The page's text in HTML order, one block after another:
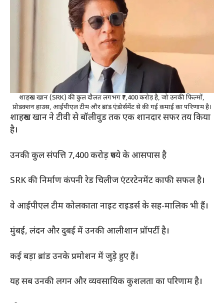
शाहरुख खान (SRK) की कुल दौलत लगभग ₹7,400 करोड़ है, जो उनकी फिल्मों,
प्रोडक्शन हाउस, आईपीएल टीम और ब्रांड एंडोर्समेंट से की गई कमाई का परिणाम है।
शाहरुख खान ने टीवी से बॉलीवुड तक एक शानदार सफर तय किया
है।
उनकी कुल संपत्ति 7,400 करोड़ रुपये के आसपास है
SRK की निर्माण कंपनी रेड चिलीज एंटरटेनमेंट काफी सफल है।
वे आईपीएल टीम कोलकाता नाइट राइडर्स के सह-मालिक भी हैं।
मुंबई, लंदन और दुबई में उनकी आलीशान प्रॉपर्टी है।
कई बड़ा ब्रांड उनके प्रमोशन में जुड़े हुए हैं।
यह सब उनकी लगन और व्यवसायिक कुशलता का परिणाम है।